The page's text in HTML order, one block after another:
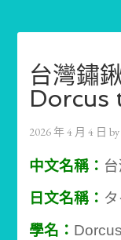
台灣鏽
Dorcus
2026 年 4 月 4 日
中文名稱：
日文名稱：
學名：